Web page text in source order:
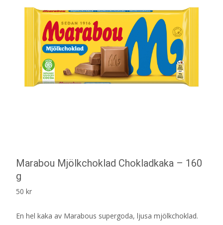
Marabou Mjölkchoklad Chokladkaka – 160
g
50 kr
En hel kaka av Marabous supergoda, ljusa mjölkchoklad.